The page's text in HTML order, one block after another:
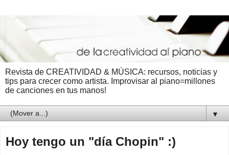
Revista de CREATIVIDAD & MÚSICA: recursos, noticias y
tips para crecer como artista. Improvisar al piano=millones
de canciones en tus manos!
▼
Hoy tengo un "día Chopin" :)